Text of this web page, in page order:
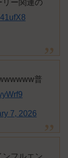
リー関連の
普
7, 2026
フルエン